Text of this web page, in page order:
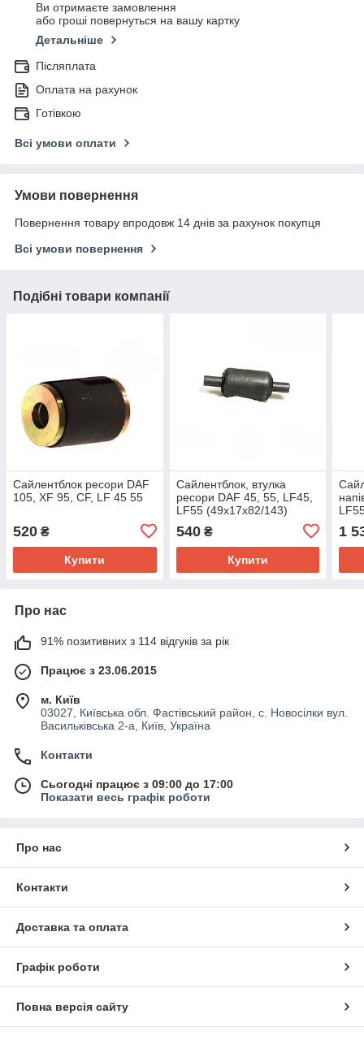
Ви отримаєте замовлення
або гроші повернуться на вашу картку
Детальніше
Післяплата
Оплата на рахунок
Готівкою
Всі умови оплати
Умови повернення
Повернення товару впродовж 14 днів за рахунок покупця
Всі умови повернення
Подібні товари компанії
Сайлентблок ресори DAF
105, XF 95, CF, LF 45 55
520 ₴
Купити
Сайлентблок, втулка
ресори DAF 45, 55, LF45,
LF55 (49x17x82/143)
ACHK513 Даф
540₴
Купити
1
Про нас
91% позитивних з 114 відгуків за рік
Працює з 23.06.2015
м. Київ
03027, Київська обл. Фастівський район, с. Новосілки вул.
Васильківська 2-а, Київ, Україна
Контакти
Сьогодні працює з 09:00 до 17:00
Показати весь графік роботи
Про нас
Контакти
Доставка та оплата
Графік роботи
Повна версія сайту